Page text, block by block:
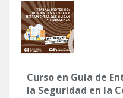
Curso en Guía de
la Seguridad en la